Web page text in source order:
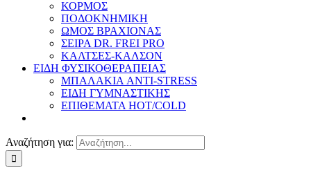
ΚΟΡΜΟΣ
ΠΟΔΟΚΝΗΜΙΚΗ
ΩΜΟΣ ΒΡΑΧΙΟΝΑΣ
ΣΕΙΡΑ DR. FREI PRO
ΚΑΛΤΣΕΣ-ΚΑΛΣΟΝ
ΕΙΔΗ ΦΥΣΙΚΟΘΕΡΑΠΕΙΑΣ
ΜΠΑΛΑΚΙΑ ANTI-STRESS
ΕΙΔΗ ΓΥΜΝΑΣΤΙΚΗΣ
ΕΠΙΘΕΜΑΤΑ HOT/COLD
Αναζήτηση για: